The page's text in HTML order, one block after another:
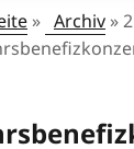
» Archiv »